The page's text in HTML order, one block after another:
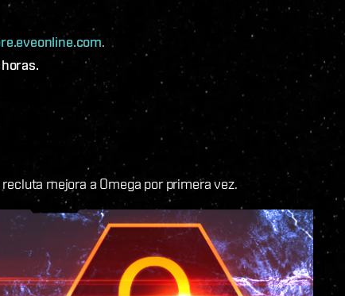
.
mejora a Omega por primera vez.